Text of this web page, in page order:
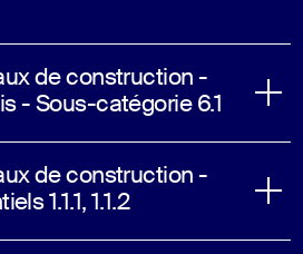
de construction -
- Sous-catégorie 6.1
de construction -
1.1.1, 1.1.2